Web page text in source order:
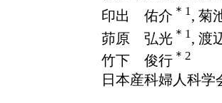
印出 佑介 ＊1, 菊
茆原 弘光 ＊1 , 渡
竹下 俊行 ＊2
日本産科婦人科学